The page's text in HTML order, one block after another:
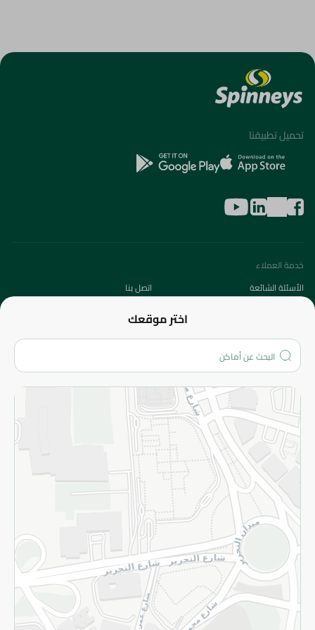
اختر موقعك
تحميل تطبيقنا
خدمة العملاء
الأسئلة الشائعة
اتصل بنا
من نحن؟
الفروع
المزيد
الاسترجاع
سياسة الاستخدام
سياسة الخصوصية
قم بالتسجيل للنشرة
©2026 - Spinneys | جميع الحقوق محفوظة